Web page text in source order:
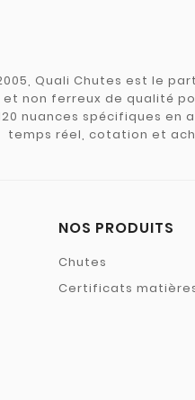
Quali Chutes est le
non ferreux de qualité
nuances spécifiques en
temps réel, cotation et
NOS PRODUITS
Chutes
Certificats